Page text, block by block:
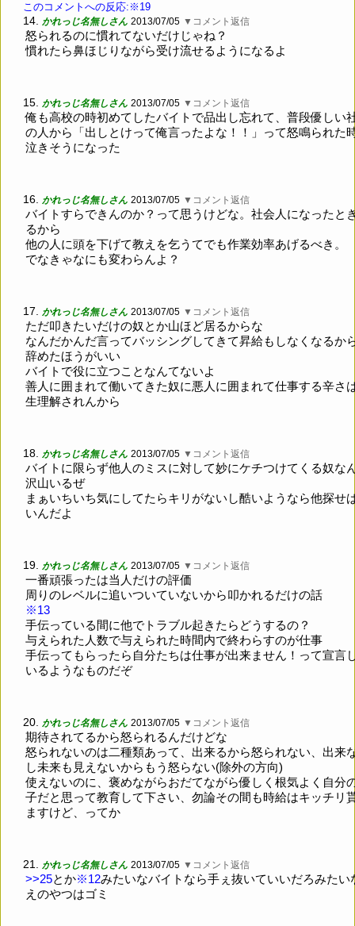
このコメントへの反応:※19
14. かれっじ名無しさん 2013/07/05 ▼コメント返信
怒られるのに慣れてないだけじゃね？
慣れたら鼻ほじりながら受け流せるようになるよ
15. かれっじ名無しさん 2013/07/05 ▼コメント返信
俺も高校の時初めてしたバイトで品出し忘れて、普段優しい
の人から「出しとけって俺言ったよな！！」って怒鳴られた
泣きそうになった
16. かれっじ名無しさん 2013/07/05 ▼コメント返信
バイトすらできんのか？って思うけどな。社会人になったと
るから
他の人に頭を下げて教えを乞うてでも作業効率あげるべき。
でなきゃなにも変わらんよ？
17. かれっじ名無しさん 2013/07/05 ▼コメント返信
ただ叩きたいだけの奴とか山ほど居るからな
なんだかんだ言ってバッシングしてきて昇給もしなくなるか
辞めたほうがいい
バイトで役に立つことなんてないよ
善人に囲まれて働いてきた奴に悪人に囲まれて仕事する辛さ
生理解されんから
18. かれっじ名無しさん 2013/07/05 ▼コメント返信
バイトに限らず他人のミスに対して妙にケチつけてくる奴な
沢山いるぜ
まぁいちいち気にしてたらキリがないし酷いようなら他探せ
いんだよ
19. かれっじ名無しさん 2013/07/05 ▼コメント返信
一番頑張ったは当人だけの評価
周りのレベルに追いついていないから叩かれるだけの話
※13
手伝っている間に他でトラブル起きたらどうするの？
与えられた人数で与えられた時間内で終わらすのが仕事
手伝ってもらったら自分たちは仕事が出来ません！って宣言
いるようなものだぞ
20. かれっじ名無しさん 2013/07/05 ▼コメント返信
期待されてるから怒られるんだけどな
怒られないのは二種類あって、出来るから怒られない、出来
し未来も見えないからもう怒らない(除外の方向)
使えないのに、褒めながらおだてながら優しく根気よく自分
子だと思って教育して下さい、勿論その間も時給はキッチリ
ますけど、ってか
21. かれっじ名無しさん 2013/07/05 ▼コメント返信
>>25とか※12みたいなバイトなら手ぇ抜いていいだろみたい
えのやつはゴミ